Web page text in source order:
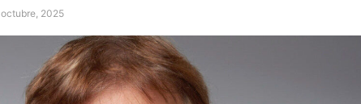
2025